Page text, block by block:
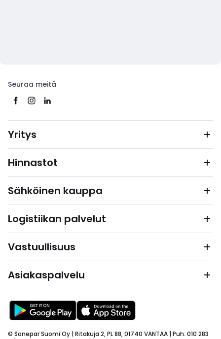
Seuraa meitä
Yritys
Hinnastot
Sähköinen kauppa
Logistiikan palvelut
Vastuullisuus
Asiakaspalvelu
© Sonepar Suomi Oy | Ritakuja 2, PL 88, 01740 VANTAA | Puh. 010 283